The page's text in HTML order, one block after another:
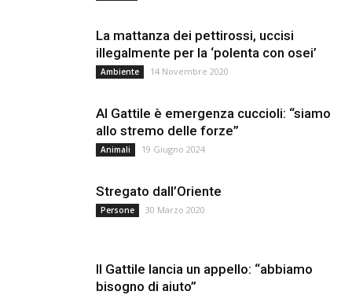
La mattanza dei pettirossi, uccisi
illegalmente per la ‘polenta con osei’
Ambiente 14 Novembre 2020
Al Gattile è emergenza cuccioli: “siamo
allo stremo delle forze”
Animali 19 Giugno 2024
Stregato dall’Oriente
Persone 30 Marzo 2020
Il Gattile lancia un appello: “abbiamo
bisogno di aiuto”